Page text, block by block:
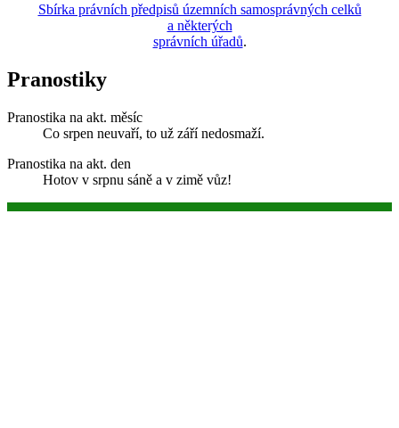
Sbírka právních předpisů územních samosprávných celků
a některých
správních úřadů.
Pranostiky
Pranostika na akt. měsíc
Co srpen neuvaří, to už září nedosmaží.
Pranostika na akt. den
Hotov v srpnu sáně a v zimě vůz!